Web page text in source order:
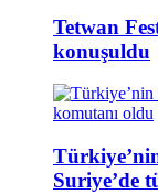
Tetwan
konuşuldu
Suriye’de